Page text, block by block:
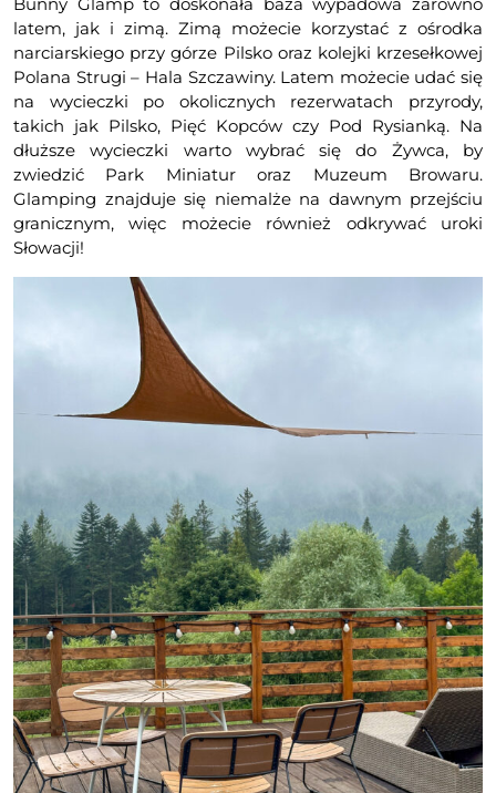
latem, jak i zimą. Zimą możecie korzystać z ośrodka
narciarskiego przy górze Pilsko oraz kolejki krzesełkowej
Polana Strugi – Hala Szczawiny. Latem możecie udać się
na wycieczki po okolicznych rezerwatach przyrody,
takich jak Pilsko, Pięć Kopców czy Pod Rysianką. Na
dłuższe wycieczki warto wybrać się do Żywca, by
zwiedzić Park Miniatur oraz Muzeum Browaru.
Glamping znajduje się niemalże na dawnym przejściu
granicznym, więc możecie również odkrywać uroki
Słowacji!